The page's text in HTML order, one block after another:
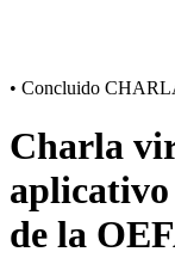
• Concluido
Charla
de la